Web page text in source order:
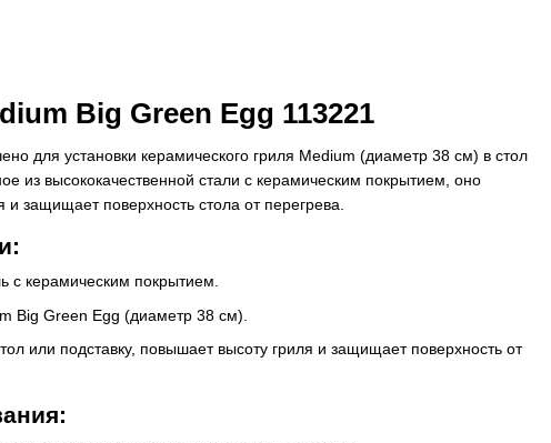
Big Green Egg 113221
для установки керамического гриля Medium (диаметр 38 см) в стол
из высококачественной стали с керамическим покрытием, оно
защищает поверхность стола от перегрева.
с керамическим покрытием.
Big Green Egg (диаметр 38 см).
или подставку, повышает высоту гриля и защищает поверхность от